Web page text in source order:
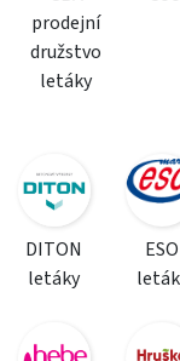
prodejní
družstvo
letáky
DITON
letáky
ESO